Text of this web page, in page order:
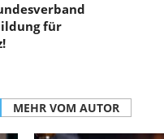
für
MEHR VOM AUTOR